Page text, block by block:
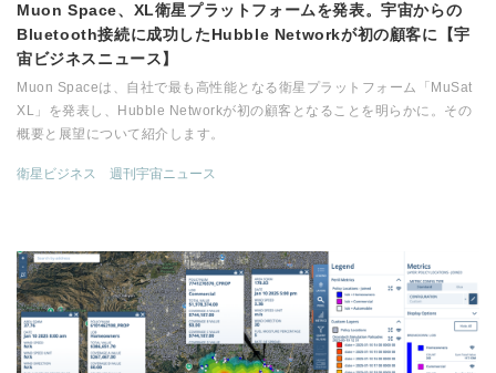
Muon Space、XL衛星プラットフォームを発表。宇宙からの
Bluetooth接続に成功したHubble Networkが初の顧客に【宇
宙ビジネスニュース】
Muon Spaceは、自社で最も高性能となる衛星プラットフォーム「MuSat
XL」を発表し、Hubble Networkが初の顧客となることを明らかに。その
概要と展望について紹介します。
衛星ビジネス 週刊宇宙ニュース